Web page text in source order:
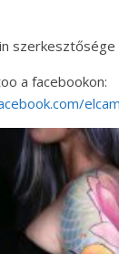
szerkesztősége
a facebookon: